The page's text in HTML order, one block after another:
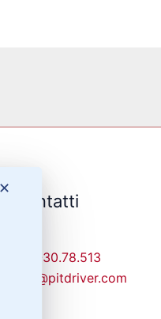
Contatti
329-30.78.513
info@pitdriver.com
✕